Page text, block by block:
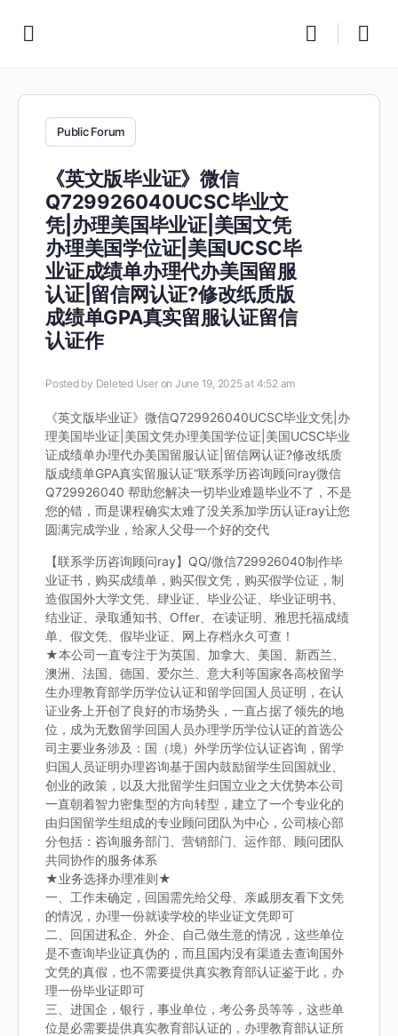
Public Forum
《英文版毕业证》微信
Q729926040UCSC毕业文
凭|办理美国毕业证|美国文凭
办理美国学位证|美国UCSC毕
业证成绩单办理代办美国留服
认证|留信网认证?修改纸质版
成绩单GPA真实留服认证留信
认证作
Posted by Deleted User on June 19, 2025 at 4:52 am
《英文版毕业证》微信Q729926040UCSC毕业文凭|办
理美国毕业证|美国文凭办理美国学位证|美国UCSC毕业
证成绩单办理代办美国留服认证|留信网认证?修改纸质
版成绩单GPA真实留服认证“联系学历咨询顾问ray微信
Q729926040 帮助您解决一切毕业难题毕业不了，不是
您的错，而是课程确实太难了没关系加学历认证ray让您
圆满完成学业，给家人父母一个好的交代
【联系学历咨询顾问ray】QQ/微信729926040制作毕
业证书，购买成绩单，购买假文凭，购买假学位证，制
造假国外大学文凭、肆业证、毕业公证、毕业证明书、
结业证、录取通知书、Offer、在读证明、雅思托福成绩
单、假文凭、假毕业证、网上存档永久可查！
★本公司一直专注于为英国、加拿大、美国、新西兰、
澳洲、法国、德国、爱尔兰、意大利等国家各高校留学
生办理教育部学历学位认证和留学回国人员证明，在认
证业务上开创了良好的市场势头，一直占据了领先的地
位，成为无数留学回国人员办理学历学位认证的首选公
司主要业务涉及：国（境）外学历学位认证咨询，留学
归国人员证明办理咨询基于国内鼓励留学生回国就业、
创业的政策，以及大批留学生归国立业之大优势本公司
一直朝着智力密集型的方向转型，建立了一个专业化的
由归国留学生组成的专业顾问团队为中心，公司核心部
分包括：咨询服务部门、营销部门、运作部、顾问团队
共同协作的服务体系
★业务选择办理准则★
一、工作未确定，回国需先给父母、亲戚朋友看下文凭
的情况，办理一份就读学校的毕业证文凭即可
二、回国进私企、外企、自己做生意的情况，这些单位
是不查询毕业证真伪的，而且国内没有渠道去查询国外
文凭的真假，也不需要提供真实教育部认证鉴于此，办
理一份毕业证即可
三、进国企，银行，事业单位，考公务员等等，这些单
位是必需要提供真实教育部认证的，办理教育部认证所